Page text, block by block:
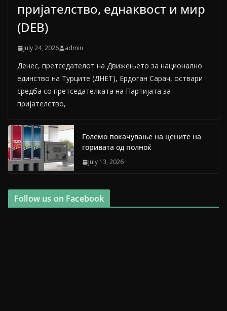
пријателство, еднаквост и мир
(DEB)
July 24, 2026 admin
Денес, претседателот на Движењето за национално
единство на Турците (ДНЕТ), Ердоган Сарач, оствари
средба со претседателката на Партијата за
пријателство,
Големо покачување на цените на
горивата од полноќ
July 13, 2026
Follow us on Facebook